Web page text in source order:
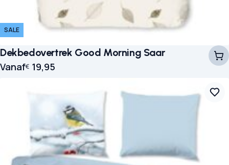
SALE
Dekbedovertrek Good Morning Saar
Vanaf€ 19,95